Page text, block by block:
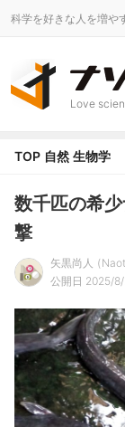
科学を好きな人を増や
Love
TOP 自然 生物学
数千匹の希
撃
矢黒尚人
公開日 2025/8/